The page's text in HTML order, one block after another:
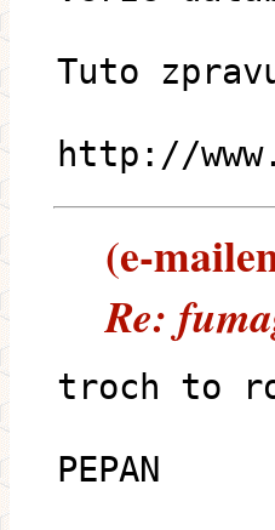
Tuto
http://
(e-
Re:
troch to
PEPAN